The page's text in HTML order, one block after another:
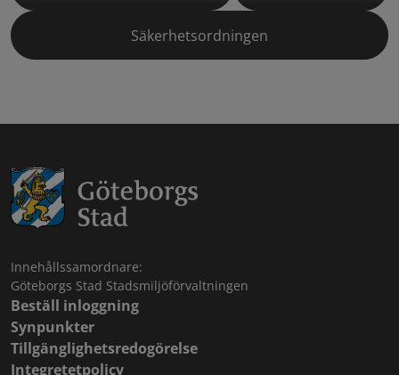
Säkerhetsordningen
Innehållssamordnare:
Göteborgs Stad Stadsmiljöförvaltningen
Beställ inloggning
Synpunkter
Tillgänglighetsredogörelse
Integretetpolicy